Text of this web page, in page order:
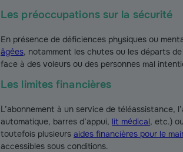
Les préoccupations sur la sécurité
En présence de déficiences physiques ou
âgées, notamment les chutes ou les départs
face à des voleurs ou des personnes mal
Les limites financières
L’abonnement à un service de téléassistance,
automatique, barres d’appui, lit médical, etc.)
toutefois plusieurs aides financières pour le
accessibles sous conditions.